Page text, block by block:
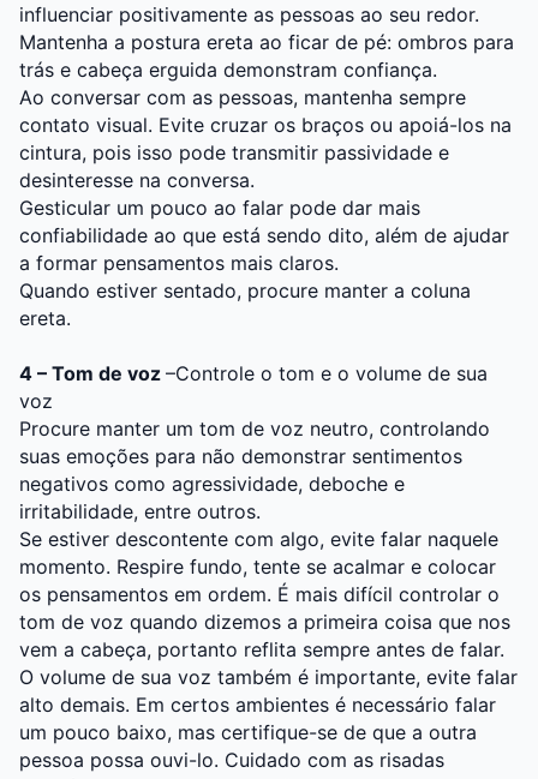
influenciar positivamente as pessoas ao seu redor.
Mantenha a postura ereta ao ficar de pé: ombros para
trás e cabeça erguida demonstram confiança.
Ao conversar com as pessoas, mantenha sempre
contato visual. Evite cruzar os braços ou apoiá-los na
cintura, pois isso pode transmitir passividade e
desinteresse na conversa.
Gesticular um pouco ao falar pode dar mais
confiabilidade ao que está sendo dito, além de ajudar
a formar pensamentos mais claros.
Quando estiver sentado, procure manter a coluna
ereta.
4 – Tom de voz –Controle o tom e o volume de sua
voz
Procure manter um tom de voz neutro, controlando
suas emoções para não demonstrar sentimentos
negativos como agressividade, deboche e
irritabilidade, entre outros.
Se estiver descontente com algo, evite falar naquele
momento. Respire fundo, tente se acalmar e colocar
os pensamentos em ordem. É mais difícil controlar o
tom de voz quando dizemos a primeira coisa que nos
vem a cabeça, portanto reflita sempre antes de falar.
O volume de sua voz também é importante, evite falar
alto demais. Em certos ambientes é necessário falar
um pouco baixo, mas certifique-se de que a outra
pessoa possa ouvi-lo. Cuidado com as risadas